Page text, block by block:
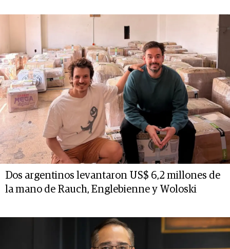
Dos argentinos levantaron US$ 6,2 millones de
la mano de Rauch, Englebienne y Woloski